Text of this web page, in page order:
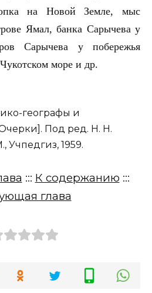
на Новой Земле, мыс
Ямал, банка Сарычева у
Сарычева у побережья
море и др.
географы и
Под ред. Н. Н.
Учпедгиз, 1959.
::: К содержанию :::
глава